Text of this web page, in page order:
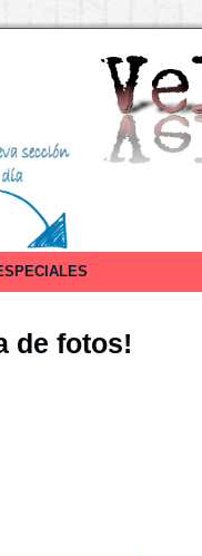
de fotos!